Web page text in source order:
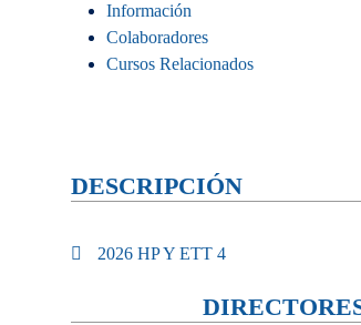
Información
Colaboradores
Cursos Relacionados
DESCRIPCIÓN
2026 HP Y ETT 4